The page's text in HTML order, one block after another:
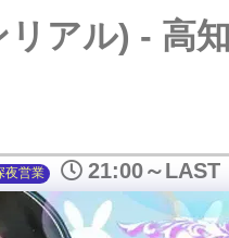
アル) - 高
夜営業 21:00～LAST